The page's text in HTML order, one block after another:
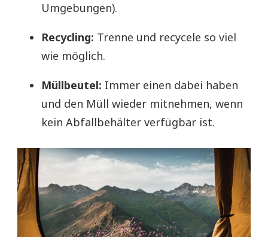
Umgebungen).
Recycling: Trenne und recycele so viel
wie möglich.
Müllbeutel: Immer einen dabei haben
und den Müll wieder mitnehmen, wenn
kein Abfallbehälter verfügbar ist.